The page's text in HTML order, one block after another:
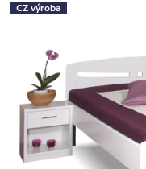
CZ výroba